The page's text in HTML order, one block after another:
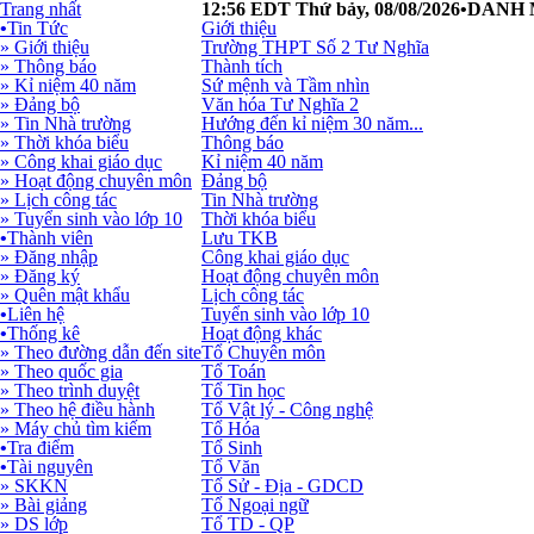
Trang nhất
•Tin Tức
» Giới thiệu
» Thông báo
» Kỉ niệm 40 năm
» Đảng bộ
» Tin Nhà trường
» Thời khóa biểu
» Công khai giáo dục
» Hoạt động chuyên môn
» Lịch công tác
» Tuyển sinh vào lớp 10
•Thành viên
» Đăng nhập
» Đăng ký
» Quên mật khẩu
•Liên hệ
•Thống kê
» Theo đường dẫn đến site
» Theo quốc gia
» Theo trình duyệt
» Theo hệ điều hành
» Máy chủ tìm kiếm
•Tra điểm
•Tài nguyên
» SKKN
» Bài giảng
» DS lớp
12:56 EDT Thứ bảy, 08/08/2026•DANH
Giới thiệu
Trường THPT Số 2 Tư Nghĩa
Thành tích
Sứ mệnh và Tầm nhìn
Văn hóa Tư Nghĩa 2
Hướng đến kỉ niệm 30 năm...
Thông báo
Kỉ niệm 40 năm
Đảng bộ
Tin Nhà trường
Thời khóa biểu
Lưu TKB
Công khai giáo dục
Hoạt động chuyên môn
Lịch công tác
Tuyển sinh vào lớp 10
Hoạt động khác
Tổ Chuyên môn
Tổ Toán
Tổ Tin học
Tổ Vật lý - Công nghệ
Tổ Hóa
Tổ Sinh
Tổ Văn
Tổ Sử - Địa - GDCD
Tổ Ngoại ngữ
Tổ TD - QP